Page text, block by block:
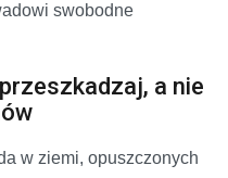
swobodne
a nie
w ziemi, opuszczonych